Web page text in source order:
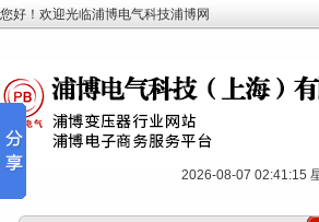
您好！欢迎光临浦博电气科技浦博网
2026-08-07 02:41:16